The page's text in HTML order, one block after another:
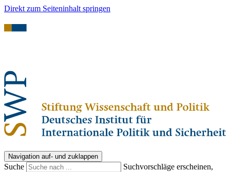
Direkt zum Seiteninhalt springen
Navigation auf- und zuklappen
Suche
Suchvorschläge erscheinen,